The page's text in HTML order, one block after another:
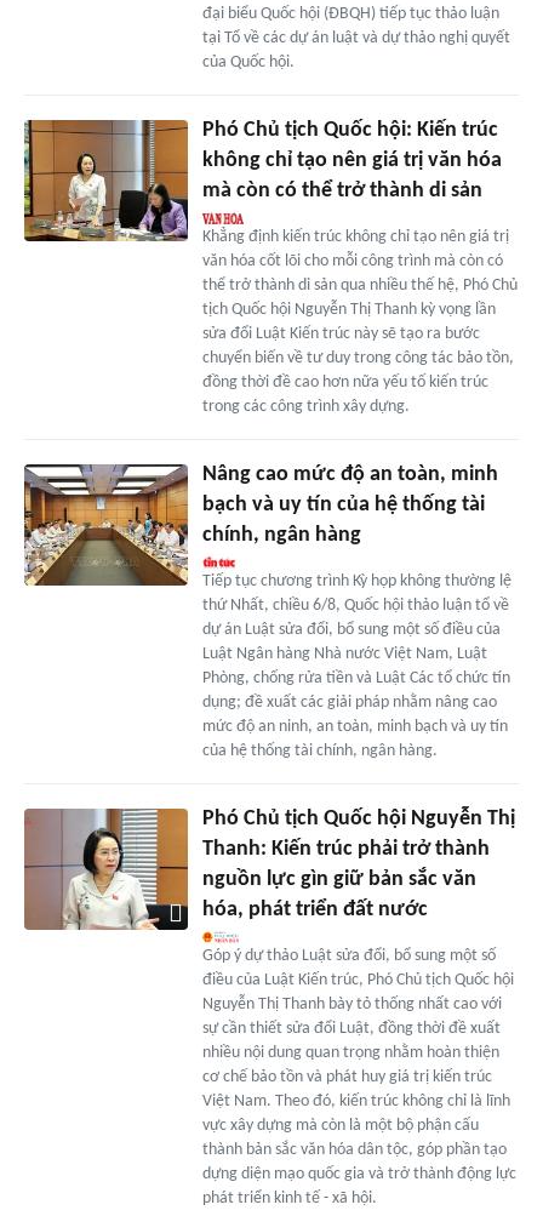
đại biểu Quốc hội (ĐBQH) tiếp tục thảo luận
tại Tổ về các dự án luật và dự thảo nghị quyết
của Quốc hội.
Phó Chủ tịch Quốc hội: Kiến trúc
không chỉ tạo nên giá trị văn hóa
mà còn có thể trở thành di sản
Khẳng định kiến trúc không chỉ tạo nên giá trị
văn hóa cốt lõi cho mỗi công trình mà còn có
thể trở thành di sản qua nhiều thế hệ, Phó Chủ
tịch Quốc hội Nguyễn Thị Thanh kỳ vọng lần
sửa đổi Luật Kiến trúc này sẽ tạo ra bước
chuyển biến về tư duy trong công tác bảo tồn,
đồng thời đề cao hơn nữa yếu tố kiến trúc
trong các công trình xây dựng.
Nâng cao mức độ an toàn, minh
bạch và uy tín của hệ thống tài
chính, ngân hàng
Tiếp tục chương trình Kỳ họp không thường lệ
thứ Nhất, chiều 6/8, Quốc hội thảo luận tổ về
dự án Luật sửa đổi, bổ sung một số điều của
Luật Ngân hàng Nhà nước Việt Nam, Luật
Phòng, chống rửa tiền và Luật Các tổ chức tín
dụng; đề xuất các giải pháp nhằm nâng cao
mức độ an ninh, an toàn, minh bạch và uy tín
của hệ thống tài chính, ngân hàng.
Phó Chủ tịch Quốc hội Nguyễn Thị
Thanh: Kiến trúc phải trở thành
nguồn lực gìn giữ bản sắc văn
hóa, phát triển đất nước
Góp ý dự thảo Luật sửa đổi, bổ sung một số
điều của Luật Kiến trúc, Phó Chủ tịch Quốc hội
Nguyễn Thị Thanh bày tỏ thống nhất cao với
sự cần thiết sửa đổi Luật, đồng thời đề xuất
nhiều nội dung quan trọng nhằm hoàn thiện
cơ chế bảo tồn và phát huy giá trị kiến trúc
Việt Nam. Theo đó, kiến trúc không chỉ là lĩnh
vực xây dựng mà còn là một bộ phận cấu
thành bản sắc văn hóa dân tộc, góp phần tạo
dựng diện mạo quốc gia và trở thành động lực
phát triển kinh tế - xã hội.